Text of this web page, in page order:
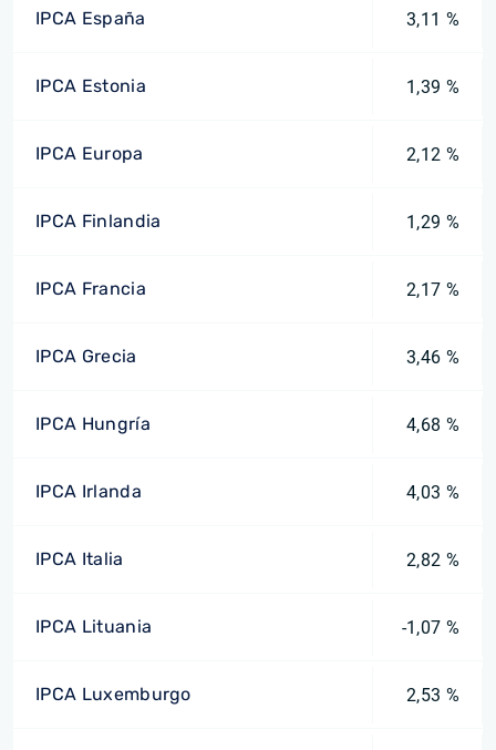
IPCA España 3,11 %
IPCA Estonia 1,39 %
IPCA Europa 2,12 %
IPCA Finlandia 1,29 %
IPCA Francia 2,17 %
IPCA Grecia 3,46 %
IPCA Hungría 4,68 %
IPCA Irlanda 4,03 %
IPCA Italia 2,82 %
IPCA Lituania -1,07 %
IPCA Luxemburgo 2,53 %